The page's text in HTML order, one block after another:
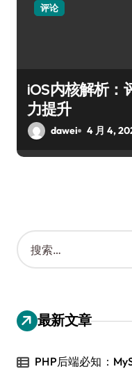
评论
iOS内核解析：
力提升
dawei 4 月 4,
搜
索
：
最新文章
PHP后端必知：